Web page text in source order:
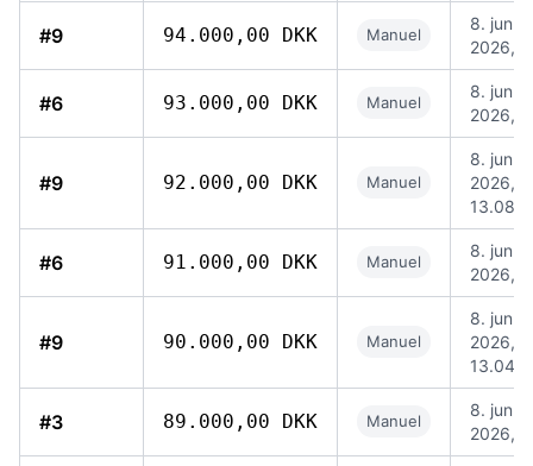
#9 94.000,00 DKK Manuel
8. jun.
2026,
#6 93.000,00 DKK Manuel
8. jun.
2026,
#9 92.000,00 DKK Manuel
8. jun.
2026,
13.08
#6 91.000,00 DKK Manuel
8. jun.
2026,
#9 90.000,00 DKK Manuel
8. jun.
2026,
13.04
#3 89.000,00 DKK Manuel
8. jun.
2026,